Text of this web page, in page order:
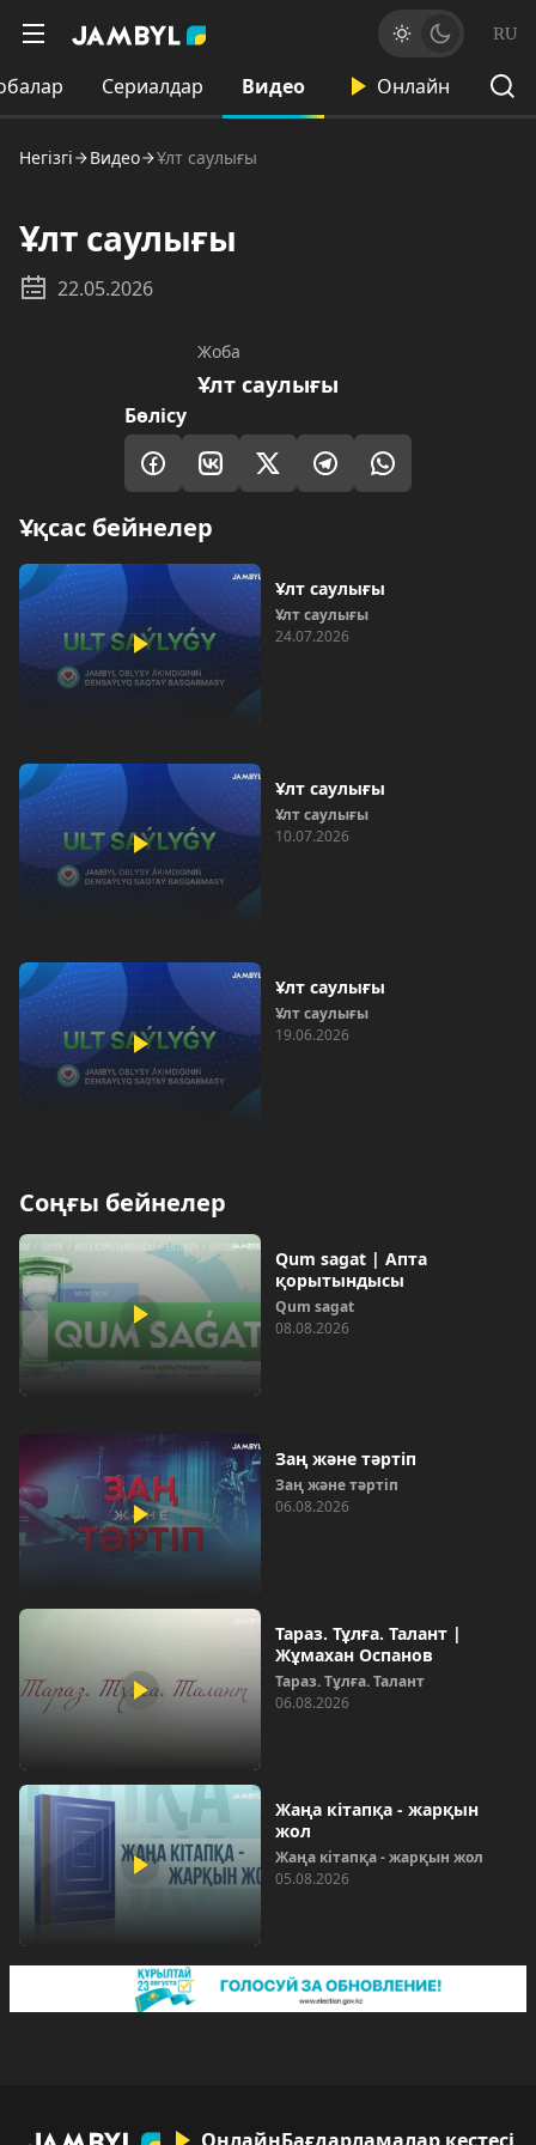
RU
Сериалдар Видео Онлайн
Негізгі Видео Ұлт саулығы
Ұлт саулығы
22.05.2026
Жоба
Ұлт саулығы
Бөлісу
Ұқсас бейнелер
Ұлт саулығы
Ұлт саулығы
24.07.2026
Ұлт саулығы
Ұлт саулығы
10.07.2026
Ұлт саулығы
Ұлт саулығы
19.06.2026
Соңғы бейнелер
Qum sagat | Апта
қорытындысы
Qum sagat
08.08.2026
Заң және тәртіп
Заң және тәртіп
06.08.2026
Тараз. Тұлға. Талант |
Жұмахан Оспанов
Тараз. Тұлға. Талант
06.08.2026
Жаңа кітапқа - жарқын
жол
Жаңа кітапқа - жарқын жол
05.08.2026
ОнлайнБағдарламалар кестесі